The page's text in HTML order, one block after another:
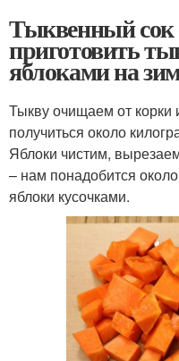
Тыквенный сок
приготовить
яблоками на
Тыкву очищаем от
получиться около
Яблоки чистим,
– нам понадобится
яблоки кусочками.